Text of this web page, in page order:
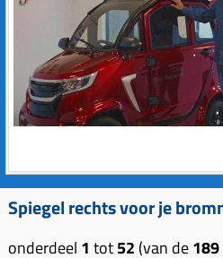
Zip
Sales
Elektrische delen
Achterlicht
Bobine
Motordelen
Achter tandwielen
Carburateurs (delen)
Frame delen
Achterbrug delen
Accessoires
Spiegel rechts voor je
onderdeel 1 tot52 (van de189